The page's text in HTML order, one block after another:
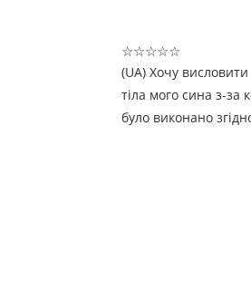
☆☆☆☆☆
(UA) Хочу
тіла мого сина з-за
було виконано